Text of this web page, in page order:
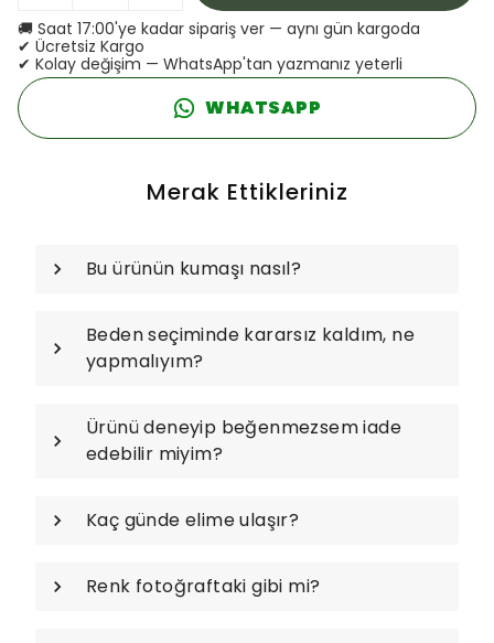
🚚 Saat 17:00'ye kadar sipariş ver — aynı gün kargoda
✔ Ücretsiz Kargo
✔ Kolay değişim — WhatsApp'tan yazmanız yeterli
WHATSAPP
Merak Ettikleriniz
Bu ürünün kumaşı nasıl?
Beden seçiminde kararsız kaldım, ne
yapmalıyım?
Ürünü deneyip beğenmezsem iade
edebilir miyim?
Kaç günde elime ulaşır?
Renk fotoğraftaki gibi mi?